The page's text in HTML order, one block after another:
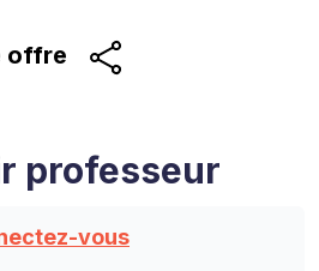
offre
professeur
vous